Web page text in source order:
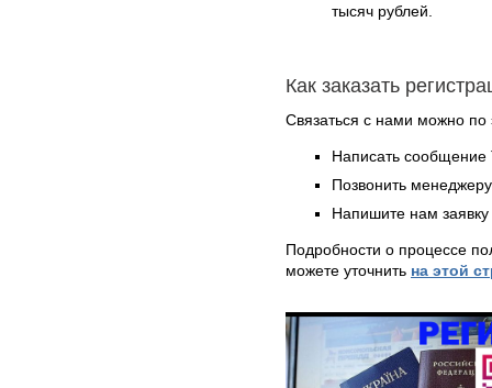
тысяч рублей.
Как заказать
Связаться с нами можно по
Написать
Позвонить
Напишите нам
Подробности о процессе
можете уточнить на этой